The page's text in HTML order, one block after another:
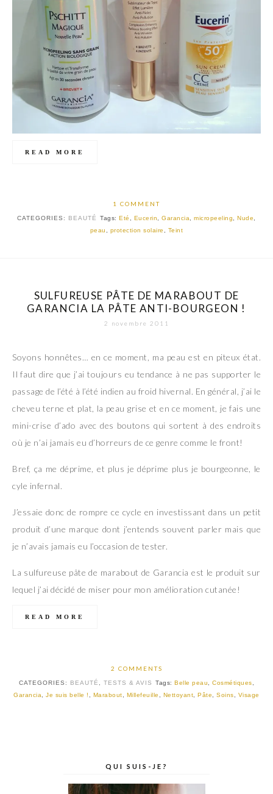
READ MORE
1 COMMENT
CATEGORIES: BEAUTÉ Tags:Eté Eucerin ,Garancia ,micropeeling ,Nude
peau
protection solaire Teint
SULFUREUSE PÂTE DE MARABOUT DE
GARANCIA LA PÂTE ANTI-BOURGEON !
2 novembre 2011
Soyons honnêtes… en ce moment, ma peau est en piteux état.
Il faut dire que j’ai toujours eu tendance à ne pas supporter le
passage de l’été à l’été indien au froid hivernal. En général, j’ai le
cheveu terne et plat, la peau grise et en ce moment, je fais une
mini-crise d’ado avec des boutons qui sortent à des endroits
où je n’ai jamais eu d’horreurs de ce genre comme le front!
Bref, ça me déprime, et plus je déprime plus je bourgeonne, le
cyle infernal.
J’essaie donc de rompre ce cycle en investissant dans un petit
produit d’une marque dont j’entends souvent parler mais que
je n’avais jamais eu l’occasion de tester.
La sulfureuse pâte de marabout de Garancia est le produit sur
lequel j’ai décidé de miser pour mon amélioration cutanée!
READ MORE
2 COMMENTS
CATEGORIES: BEAUTÉ TESTS & AVIS Tags: Belle peau Cosmétiques
Garancia
,Je suis belle ! Marabout Millefeuille Nettoyant ,Pâte ,Soins Visage
QUI SUIS-JE?